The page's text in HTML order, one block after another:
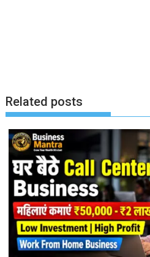
Related posts